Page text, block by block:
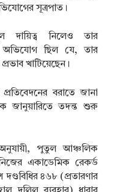
সূত্রপাত।
দায়িত্ব নিলেও তার
অভিযোগ ছিল যে, তার
খাটিয়েছেন।
বরাতে জানা
জানুয়ারিতে তদন্ত শুরু
পুতুল আঞ্চলিক
একাডেমিক রেকর্ড
দণ্ডবিধির ৪৬৮ (প্রতারণার